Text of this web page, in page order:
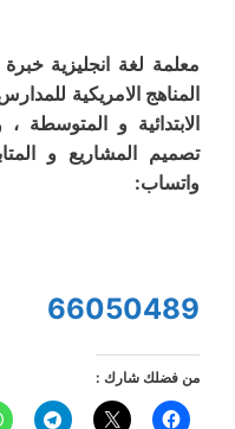
المناهج الامريكية
الابتدائية و
تصميم المشاريع و
واتساب:
66050489
من فضلك شارك :